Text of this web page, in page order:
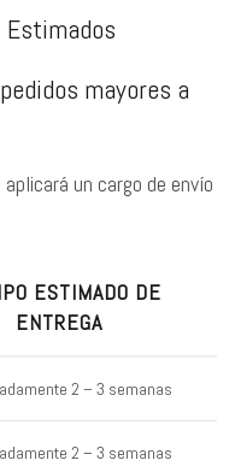
Estimados
mayores a
un cargo de envío
ESTIMADO DE
ENTREGA
2 – 3 semanas
2 – 3 semanas